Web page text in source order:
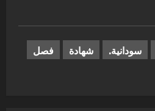
سودانية. شهادة
فصل